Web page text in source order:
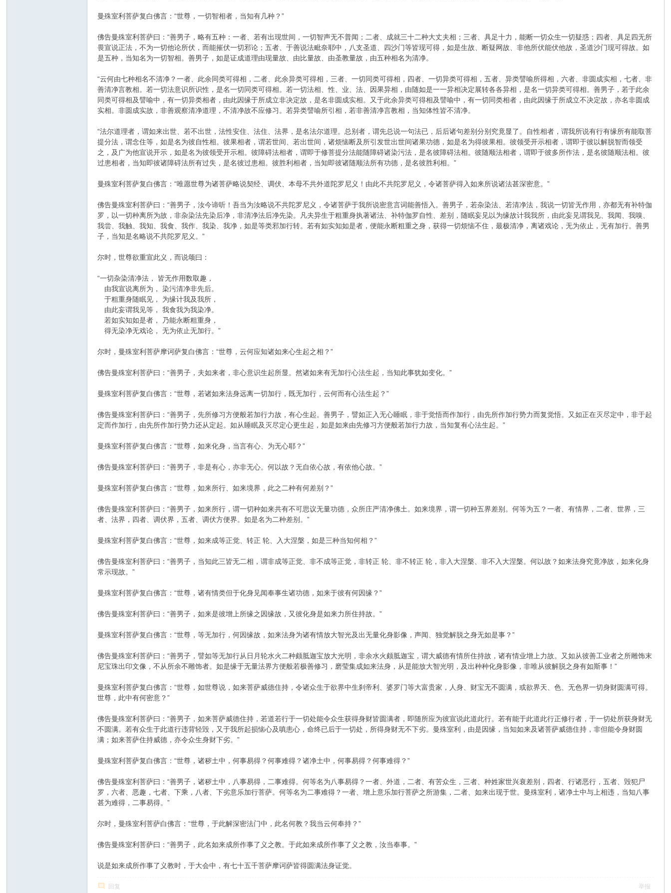
曼殊室利菩萨复白佛言：“世尊，一切智相者，当知有几种？”
佛告曼殊室利菩萨曰：“善男子，略有五种：一者、若有出现世间，一切智声无不普闻；二者、成就三十二种大丈夫相；三者、具足十力，能断一切众生一切疑惑；四者、具足四无所
畏宣说正法，不为一切他论所伏，而能摧伏一切邪论；五者、于善说法毗奈耶中，八支圣道、四沙门等皆现可得，如是生故、断疑网故、非他所伏能伏他故，圣道沙门现可得故。如
是五种，当知名为一切智相。善男子，如是证成道理由现量故、由比量故、由圣教量故，由五种相名为清净。
“云何由七种相名不清净？一者、此余同类可得相，二者、此余异类可得相，三者、一切同类可得相，四者、一切异类可得相，五者、异类譬喻所得相，六者、非圆成实相，七者、非
善清净言教相。若一切法意识所识性，是名一切同类可得相。若一切法相、性、业、法、因果异相，由随如是一一异相决定展转各各异相，是名一切异类可得相。善男子，若于此余
同类可得相及譬喻中，有一切异类相者，由此因缘于所成立非决定故，是名非圆成实相。又于此余异类可得相及譬喻中，有一切同类相者，由此因缘于所成立不决定故，亦名非圆成
实相。非圆成实故，非善观察清净道理，不清净故不应修习。若异类譬喻所引相，若非善清净言教相，当知体性皆不清净。
“法尔道理者，谓如来出世、若不出世，法性安住、法住、法界，是名法尔道理。总别者，谓先总说一句法已，后后诸句差别分别究竟显了。自性相者，谓我所说有行有缘所有能取菩
提分法，谓念住等，如是名为彼自性相。彼果相者，谓若世间、若出世间，诸烦恼断及所引发世出世间诸果功德，如是名为得彼果相。彼领受开示相者，谓即于彼以解脱智而领受
之，及广为他宣说开示，如是名为彼领受开示相。彼障碍法相者，谓即于修菩提分法能随障碍诸染污法，是名彼障碍法相。彼随顺法相者，谓即于彼多所作法，是名彼随顺法相。彼
过患相者，当知即彼诸障碍法所有过失，是名彼过患相。彼胜利相者，当知即彼诸随顺法所有功德，是名彼胜利相。”
曼殊室利菩萨复白佛言：“唯愿世尊为诸菩萨略说契经、调伏、本母不共外道陀罗尼义！由此不共陀罗尼义，令诸菩萨得入如来所说诸法甚深密意。”
佛告曼殊室利菩萨曰：“善男子，汝今谛听！吾当为汝略说不共陀罗尼义，令诸菩萨于我所说密意言词能善悟入。善男子，若杂染法、若清净法，我说一切皆无作用，亦都无有补特伽
罗，以一切种离所为故，非杂染法先染后净，非清净法后净先染。凡夫异生于粗重身执著诸法、补特伽罗自性、差别，随眠妄见以为缘故计我我所，由此妄见谓我见、我闻、我嗅、
我尝、我触、我知、我食、我作、我染、我净，如是等类邪加行转。若有如实知如是者，便能永断粗重之身，获得一切烦恼不住，最极清净，离诸戏论，无为依止，无有加行。善男
子，当知是名略说不共陀罗尼义。”
尔时，世尊欲重宣此义，而说颂曰：
“一切杂染清净法， 皆无作用数取趣，
由我宣说离所为， 染污清净非先后。
于粗重身随眠见， 为缘计我及我所，
由此妄谓我见等， 我食我为我染净。
若如实知如是者， 乃能永断粗重身，
得无染净无戏论， 无为依止无加行。”
尔时，曼殊室利菩萨摩诃萨复白佛言：“世尊，云何应知诸如来心生起之相？”
佛告曼殊室利菩萨曰：“善男子，夫如来者，非心意识生起所显。然诸如来有无加行心法生起，当知此事犹如变化。”
曼殊室利菩萨复白佛言：“世尊，若诸如来法身远离一切加行，既无加行，云何而有心法生起？”
佛告曼殊室利菩萨曰：“善男子，先所修习方便般若加行力故，有心生起。善男子，譬如正入无心睡眠，非于觉悟而作加行，由先所作加行势力而复觉悟。又如正在灭尽定中，非于起
定而作加行，由先所作加行势力还从定起。如从睡眠及灭尽定心更生起，如是如来由先修习方便般若加行力故，当知复有心法生起。”
曼殊室利菩萨复白佛言：“世尊，如来化身，当言有心、为无心耶？”
佛告曼殊室利菩萨曰：“善男子，非是有心，亦非无心。何以故？无自依心故，有依他心故。”
曼殊室利菩萨复白佛言：“世尊，如来所行、如来境界，此之二种有何差别？”
佛告曼殊室利菩萨曰：“善男子，如来所行，谓一切种如来共有不可思议无量功德，众所庄严清净佛土。如来境界，谓一切种五界差别。何等为五？一者、有情界，二者、世界，三
者、法界，四者、调伏界，五者、调伏方便界。如是名为二种差别。”
曼殊室利菩萨复白佛言：“世尊，如来成等正觉、转正 轮、入大涅槃，如是三种当知何相？”
佛告曼殊室利菩萨曰：“善男子，当知此三皆无二相，谓非成等正觉、非不成等正觉，非转正 轮、非不转正 轮，非入大涅槃、非不入大涅槃。何以故？如来法身究竟净故，如来化身
常示现故。”
曼殊室利菩萨复白佛言：“世尊，诸有情类但于化身见闻奉事生诸功德，如来于彼有何因缘？”
佛告曼殊室利菩萨曰：“善男子，如来是彼增上所缘之因缘故，又彼化身是如来力所住持故。”
曼殊室利菩萨复白佛言：“世尊，等无加行，何因缘故，如来法身为诸有情放大智光及出无量化身影像，声闻、独觉解脱之身无如是事？”
佛告曼殊室利菩萨曰：“善男子，譬如等无加行从日月轮水火二种颇胝迦宝放大光明，非余水火颇胝迦宝，谓大威德有情所住持故，诸有情业增上力故。又如从彼善工业者之所雕饰末
尼宝珠出印文像，不从所余不雕饰者。如是缘于无量法界方便般若极善修习，磨莹集成如来法身，从是能放大智光明，及出种种化身影像，非唯从彼解脱之身有如斯事！”
曼殊室利菩萨复白佛言：“世尊，如世尊说，如来菩萨威德住持，令诸众生于欲界中生刹帝利、婆罗门等大富贵家，人身、财宝无不圆满，或欲界天、色、无色界一切身财圆满可得。
世尊，此中有何密意？”
佛告曼殊室利菩萨曰：“善男子，如来菩萨威德住持，若道若行于一切处能令众生获得身财皆圆满者，即随所应为彼宣说此道此行。若有能于此道此行正修行者，于一切处所获身财无
不圆满。若有众生于此道行违背轻毁，又于我所起损恼心及嗔恚心，命终已后于一切处，所得身财无不下劣。曼殊室利，由是因缘，当知如来及诸菩萨威德住持，非但能令身财圆
满；如来菩萨住持威德，亦令众生身财下劣。”
曼殊室利菩萨复白佛言：“世尊，诸秽土中，何事易得？何事难得？诸净土中，何事易得？何事难得？”
佛告曼殊室利菩萨曰：“善男子，诸秽土中，八事易得，二事难得。何等名为八事易得？一者、外道，二者、有苦众生，三者、种姓家世兴衰差别，四者、行诸恶行，五者、毁犯尸
罗，六者、恶趣，七者、下乘，八者、下劣意乐加行菩萨。何等名为二事难得？一者、增上意乐加行菩萨之所游集，二者、如来出现于世。曼殊室利，诸净土中与上相违，当知八事
甚为难得，二事易得。”
尔时，曼殊室利菩萨白佛言：“世尊，于此解深密法门中，此名何教？我当云何奉持？”
佛告曼殊室利菩萨曰：“善男子，此名如来成所作事了义之教。于此如来成所作事了义之教，汝当奉事。”
说是如来成所作事了义教时，于大会中，有七十五千菩萨摩诃萨皆得圆满法身证觉。
回复 举报